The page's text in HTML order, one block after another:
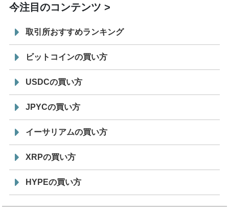
今注目のコンテンツ
取引所おすすめランキング
ビットコインの買い方
USDCの買い方
JPYCの買い方
イーサリアムの買い方
XRPの買い方
HYPEの買い方